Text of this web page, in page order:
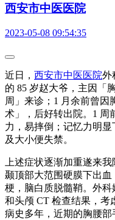
西安市中医医院
2023-05-08 09:54:35
近日， 西安市中医医院外
的 85 岁赵大爷，主因「
周」来诊；1 月余前曾因
术」，后好转出院。1 周
力，易摔倒；记忆力明
及大小便失禁。
上述症状逐渐加重遂来
颞顶部大范围硬膜下出
梗，脑白质脱髓鞘。外
和头颅 CT 检查结果，考
病史多年，近期的胸腰